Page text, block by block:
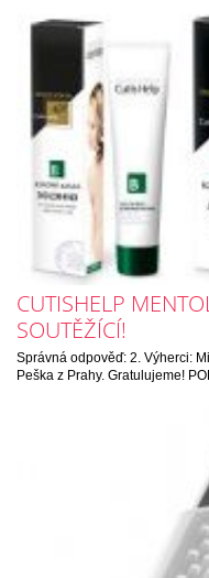
CUTISHELP
SOUTĚŽÍCÍ!
Správná odpověď: 2. Výherci:
Peška z Prahy. Gratulujeme!